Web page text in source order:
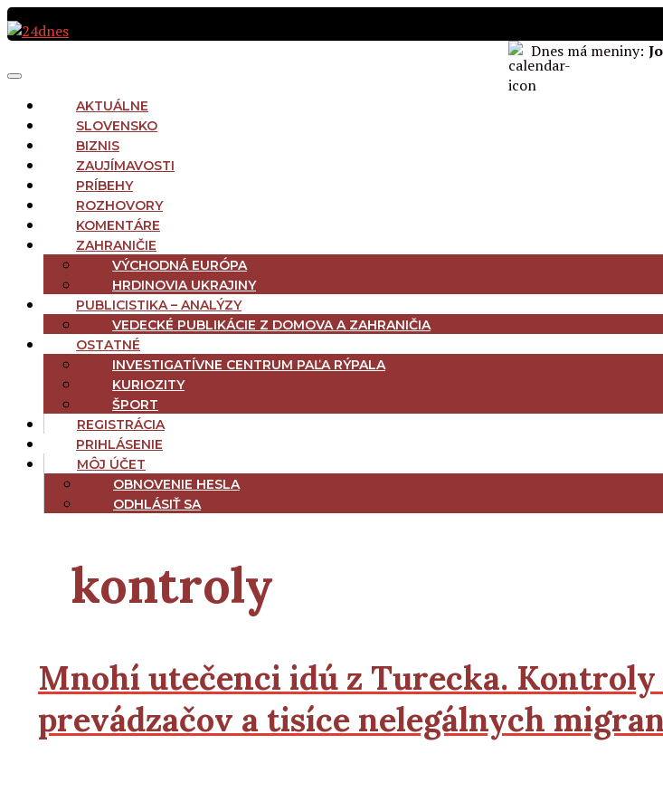
Preskočiť
na
Dnes má meniny:
Menu
AKTUÁLNE
SLOVENSKO
BIZNIS
ZAUJÍMAVOSTI
PRÍBEHY
ROZHOVORY
KOMENTÁRE
ZAHRANIČIE
VÝCHODNÁ EURÓPA
HRDINOVIA UKRAJINY
PUBLICISTIKA – ANALÝZY
VEDECKÉ PUBLIKÁCIE Z DOMOVA A ZAHRANIČIA
OSTATNÉ
INVESTIGATÍVNE CENTRUM PAĽA RÝPALA
KURIOZITY
ŠPORT
REGISTRÁCIA
PRIHLÁSENIE
MÔJ ÚČET
OBNOVENIE HESLA
ODHLÁSIŤ SA
kontroly
Mnohí utečenci idú z Turecka. Kontroly
prevádzačov a tisíce nelegálnych